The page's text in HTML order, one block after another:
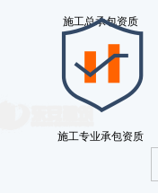
施工总承包资质
施工专业承包资质